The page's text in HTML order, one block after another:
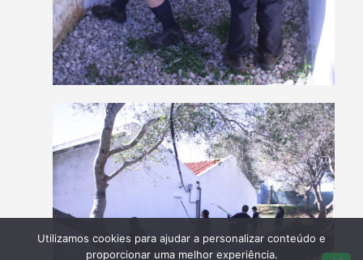
Utilizamos cookies para ajudar a personalizar conteúdo e
proporcionar uma melhor experiência.